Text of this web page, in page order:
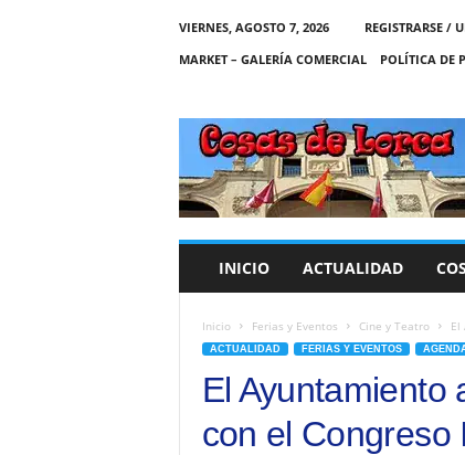
VIERNES, AGOSTO 7, 2026
REGISTRARSE /
MARKET – GALERÍA COMERCIAL
POLÍTICA DE
C
A
S
INICIO ACTUALIDAD
Inicio Ferias y Eventos Cine y Teatro El
ACTUALIDAD FERIAS Y EVENTOS
El Ayuntamiento
con el Congreso